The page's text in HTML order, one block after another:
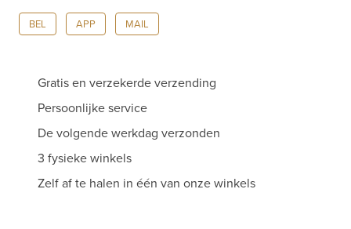
BEL APP MAIL
Gratis en verzekerde verzending
Persoonlijke service
De volgende werkdag verzonden
3 fysieke winkels
Zelf af te halen in één van onze winkels